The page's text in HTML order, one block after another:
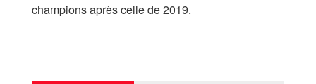
champions après celle de 2019.